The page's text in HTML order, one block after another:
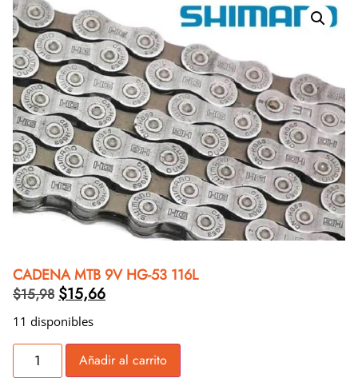
CADENA MTB 9V HG-53 116L
$15,98 $15,66
11 disponibles
Añadir al carrito